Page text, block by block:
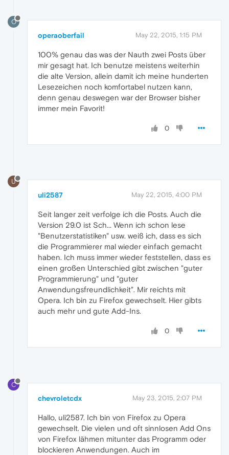
O
operaoberfail May 22, 2015, 1:15 PM
100% genau das was der Nauth zwei Posts über
mir gesagt hat. Ich benutze meistens weiterhin
die alte Version, allein damit ich meine hunderten
Lesezeichen noch komfortabel nutzen kann,
denn genau deswegen war der Browser bisher
immer mein Favorit!
0
U
uli2587 May 22, 2015, 4:00 PM
Seit langer zeit verfolge ich die Posts. Auch die
Version 29.0 ist Sch... Wenn ich schon lese
"Benutzerstatistiken" usw. weiß ich, dass es sich
die Programmierer mal wieder einfach gemacht
haben. Ich muss immer wieder feststellen, dass es
einen großen Unterschied gibt zwischen "guter
Programmierung" und "guter
Anwendungsfreundlichkeit". Mir reichts mit
Opera. Ich bin zu Firefox gewechselt. Hier gibts
auch mehr und gute Add-Ins.
0
C
chevroletcdx May 23, 2015, 2:07 PM
Hallo, uli2587. Ich bin von Firefox zu Opera
gewechselt. Die vielen und oft sinnlosen Add Ons
von Firefox lähmen mitunter das Programm oder
blockieren Anwendungen. Auch im